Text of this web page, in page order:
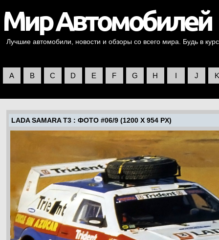
Лучшие автомобили, новости и обзоры со всего мира. Будь в
A B C D E F G H I J K
LADA SAMARA T3 : ФОТО #06/9 (1200 X 954 PX)